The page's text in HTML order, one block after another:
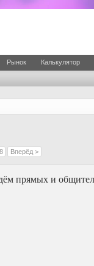
Рынок Калькулятор
Вперёд >
прямых и